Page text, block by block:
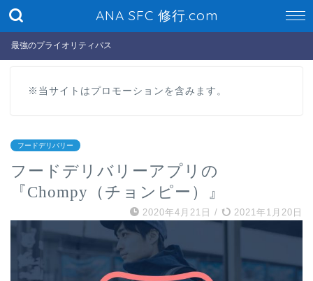
ANA SFC 修行.com
最強のプライオリティパス
※当サイトはプロモーションを含みます。
フードデリバリー
フードデリバリーアプリの
『Chompy（チョンピー）』
2020年4月21日 / 2021年1月20日